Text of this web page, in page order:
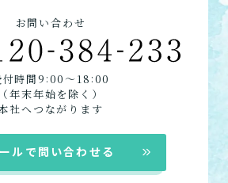
問介護看護
て介護してもらう
て利用する
「通い」「訪問」「宿泊」
の組み合わせ
お問い合わせ
付時間9 :00〜18 :00
（年末年始を除く）
社へつながります
ルで問い合わせる